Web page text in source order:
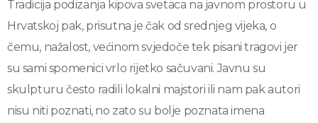
Tradicija podizanja kipova svetaca na javnom prostoru u
Hrvatskoj pak, prisutna je čak od srednjeg vijeka, o
čemu, nažalost, većinom svjedoče tek pisani tragovi jer
su sami spomenici vrlo rijetko sačuvani. Javnu su
skulpturu često radili lokalni majstori ili nam pak autori
nisu niti poznati, no zato su bolje poznata imena